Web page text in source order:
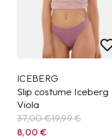
ICEBERG
Slip costume Iceberg
Viola
37,00 €19,99€
8,00 €